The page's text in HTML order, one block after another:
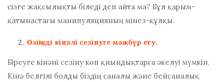
сізге жақсылықты біледі деп айта ма? Бұл қарым-
қатынастағы манипуляцияның мінез-құлқы.
Өзіңізді кінәлі сезінуге мәжбүр ету.
Біреуге кінәні сезіну көп қиындықтарға әкелуі мүмкін.
Кінә белгілі болды біздің саналы және бейсаналық